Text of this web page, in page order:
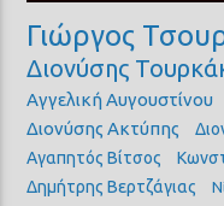
Γιώργος
Διονύσης
Αγγελική Αυγουστίνου
Διονύσης Ακτύπης
Αγαπητός Βίτσος
Δημήτρης Βερτζάγιας